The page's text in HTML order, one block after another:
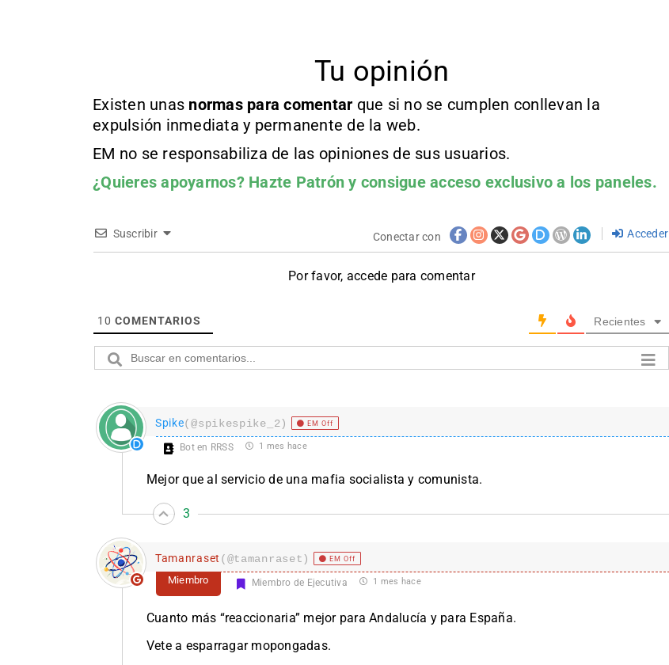
Tu opinión
Existen unas normas para comentar que si no se cumplen conllevan la
expulsión inmediata y permanente de la web.
EM no se responsabiliza de las opiniones de sus usuarios.
¿Quieres apoyarnos? Hazte Patrón y consigue acceso exclusivo a los paneles.
Suscribir Conectar con Acceder
Por favor, accede para comentar
10 COMENTARIOS Recientes
Spike(@spikespike_2) EM Off
Bot en RRSS 1 mes hace
Mejor que al servicio de una mafia socialista y comunista.
3
Tamanraset (@tamanraset) EM Off
Miembro Miembro de Ejecutiva 1 mes hace
Cuanto más “reaccionaria” mejor para Andalucía y para España.
Vete a esparragar mopongadas.